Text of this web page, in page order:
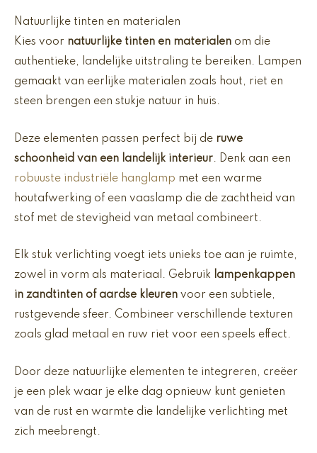
Natuurlijke tinten en materialen
Kies voor natuurlijke tinten en materialen om die
authentieke, landelijke uitstraling te bereiken. Lampen
gemaakt van eerlijke materialen zoals hout, riet en
steen brengen een stukje natuur in huis.
Deze elementen passen perfect bij de ruwe
schoonheid van een landelijk interieur. Denk aan een
robuuste industriële hanglamp met een warme
houtafwerking of een vaaslamp die de zachtheid van
stof met de stevigheid van metaal combineert.
Elk stuk verlichting voegt iets unieks toe aan je ruimte,
zowel in vorm als materiaal. Gebruik
lampenkappen
in zandtinten of aardse kleuren voor een subtiele,
rustgevende sfeer. Combineer verschillende texturen
zoals glad metaal en ruw riet voor een speels effect.
Door deze natuurlijke elementen te integreren, creëer
je een plek waar je elke dag opnieuw kunt genieten
van de rust en warmte die landelijke verlichting met
zich meebrengt.